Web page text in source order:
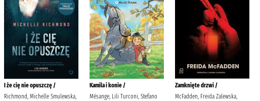
I że cię nie opuszczę /
Richmond, Michelle Smulewska,
Kamila i konie /
Mésange, Lili Turconi, Stefano
Zamknięte drzwi /
McFadden, Freida Zalewska,